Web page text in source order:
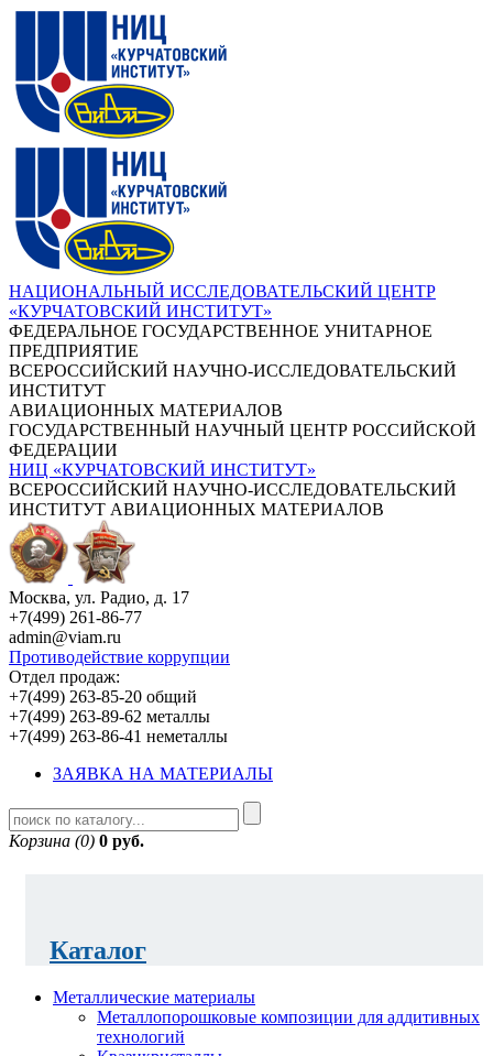
НАЦИОНАЛЬНЫЙ ИССЛЕДОВАТЕЛЬСКИЙ ЦЕНТР
«КУРЧАТОВСКИЙ ИНСТИТУТ»
ФЕДЕРАЛЬНОЕ ГОСУДАРСТВЕННОЕ УНИТАРНОЕ
ПРЕДПРИЯТИЕ
ВСЕРОССИЙСКИЙ НАУЧНО-ИССЛЕДОВАТЕЛЬСКИЙ
ИНСТИТУТ
АВИАЦИОННЫХ МАТЕРИАЛОВ
ГОСУДАРСТВЕННЫЙ НАУЧНЫЙ ЦЕНТР РОССИЙСКОЙ
ФЕДЕРАЦИИ
НИЦ «КУРЧАТОВСКИЙ ИНСТИТУТ»
ВСЕРОССИЙСКИЙ НАУЧНО-ИССЛЕДОВАТЕЛЬСКИЙ
ИНСТИТУТ АВИАЦИОННЫХ МАТЕРИАЛОВ
Москва, ул. Радио, д. 17
+7(499) 261-86-77
admin@viam.ru
Противодействие коррупции
Отдел продаж:
+7(499) 263-85-20 общий
+7(499) 263-89-62 металлы
+7(499) 263-86-41 неметаллы
ЗАЯВКА НА МАТЕРИАЛЫ
Корзина (0) 0 руб.
Каталог
Металлические материалы
Металлопорошковые композиции для аддитивных
технологий